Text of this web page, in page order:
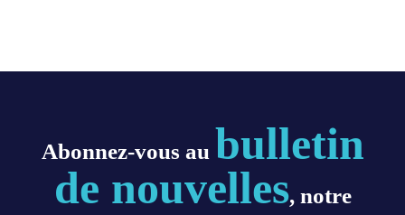
Abonnez-vous au bulletin
de nouvelles, notre